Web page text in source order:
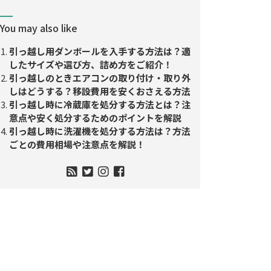
You may also like
引っ越し用ダンボールを入手する方法は？適
したサイズや選び方、詰め方をご紹介！
引っ越しのときエアコンの取り付け・取り外
しはどうする？移設費用を安くおさえる方法
引っ越し時に冷蔵庫を処分する方法とは？注
意点や安く処分するためのポイントを解説
引っ越し時に洗濯機を処分する方法は？方法
ごとの費用相場や注意点を解説！